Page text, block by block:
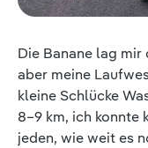
Die Banane lag
aber meine
kleine Schlücke
8–9 km, ich konnte
jeden, wie weit es